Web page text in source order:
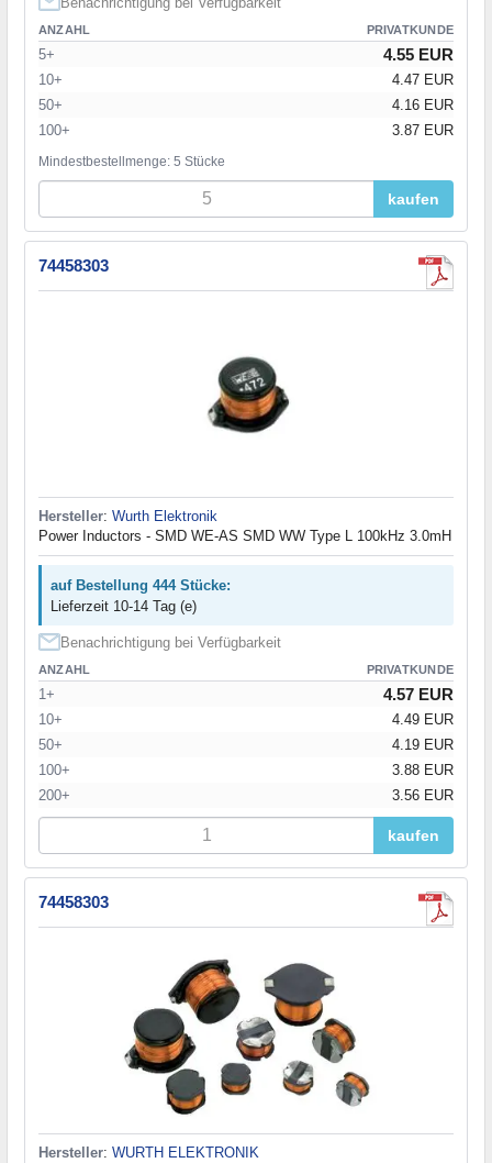
ANZAHL PRIVATKUNDE
5+ 4.55 EUR
10+
4.47 EUR
50+
4.16 EUR
100+
3.87 EUR
Mindestbestellmenge: 5 Stücke
kaufen
74458303
Hersteller: Wurth Elektronik
Power Inductors - SMD WE-AS SMD WW Type L 100kHz 3.0mH
auf Bestellung 444 Stücke:
Lieferzeit 10-14 Tag (e)
Benachrichtigung bei Verfügbarkeit
ANZAHL PRIVATKUNDE
1+ 4.57 EUR
10+
4.49 EUR
50+
4.19 EUR
100+
3.88 EUR
200+
3.56 EUR
kaufen
74458303
Hersteller: WURTH ELEKTRONIK